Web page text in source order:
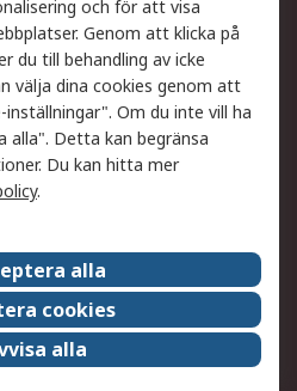
Retur av varor
Spåra din order
Fördelar med RS-konto
Försäljningsvillkor
Press Centre
ESG
och för att visa
Genom att klicka på
du till behandling av icke
välja dina cookies genom att
Om du inte vill ha
alla". Detta kan begränsa
Du kan hitta mer
.
alla
cookies
alla